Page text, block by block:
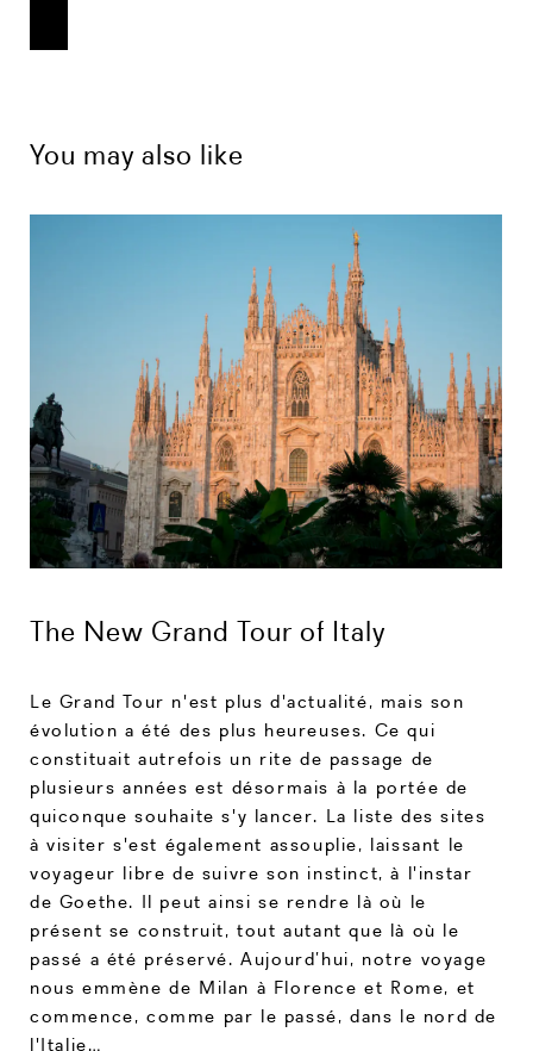
You may also like
The New Grand Tour of Italy
Le Grand Tour n'est plus d'actualité, mais son
évolution a été des plus heureuses. Ce qui
constituait autrefois un rite de passage de
plusieurs années est désormais à la portée de
quiconque souhaite s'y lancer. La liste des sites
à visiter s'est également assouplie, laissant le
voyageur libre de suivre son instinct, à l'instar
de Goethe. Il peut ainsi se rendre là où le
présent se construit, tout autant que là où le
passé a été préservé. Aujourd’hui, notre voyage
nous emmène de Milan à Florence et Rome, et
commence, comme par le passé, dans le nord de
l'Italie…